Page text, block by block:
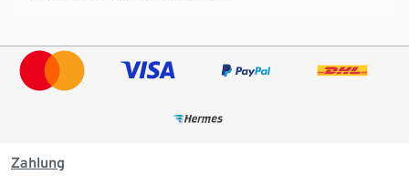
Zahlung